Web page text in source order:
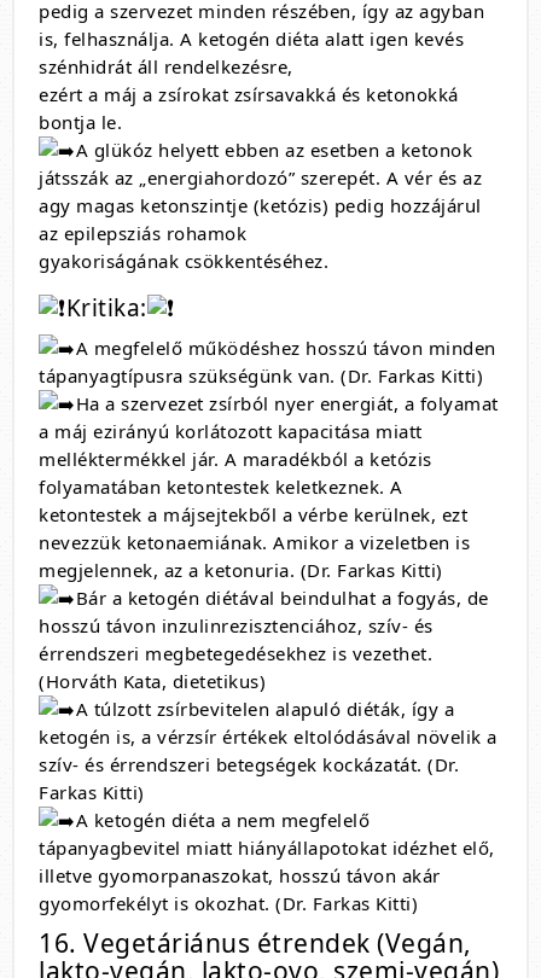
pedig a szervezet minden részében, így az agyban
is, felhasználja. A ketogén diéta alatt igen kevés
szénhidrát áll rendelkezésre,
ezért a máj a zsírokat zsírsavakká és ketonokká
bontja le.
A glükóz helyett ebben az esetben a ketonok
játsszák az „energiahordozó” szerepét. A vér és az
agy magas ketonszintje (ketózis) pedig hozzájárul
az epilepsziás rohamok
gyakoriságának csökkentéséhez.
Kritika:
A megfelelő működéshez hosszú távon minden
tápanyagtípusra szükségünk van. (Dr. Farkas Kitti)
Ha a szervezet zsírból nyer energiát, a folyamat
a máj ezirányú korlátozott kapacitása miatt
melléktermékkel jár. A maradékból a ketózis
folyamatában ketontestek keletkeznek. A
ketontestek a májsejtekből a vérbe kerülnek, ezt
nevezzük ketonaemiának. Amikor a vizeletben is
megjelennek, az a ketonuria. (Dr. Farkas Kitti)
Bár a ketogén diétával beindulhat a fogyás, de
hosszú távon inzulinrezisztenciához, szív- és
érrendszeri megbetegedésekhez is vezethet.
(Horváth Kata, dietetikus)
A túlzott zsírbevitelen alapuló diéták, így a
ketogén is, a vérzsír értékek eltolódásával növelik a
szív- és érrendszeri betegségek kockázatát. (Dr.
Farkas Kitti)
A ketogén diéta a nem megfelelő
tápanyagbevitel miatt hiányállapotokat idézhet elő,
illetve gyomorpanaszokat, hosszú távon akár
gyomorfekélyt is okozhat. (Dr. Farkas Kitti)
16. Vegetáriánus étrendek (Vegán,
lakto-vegán, lakto-ovo, szemi-vegán)